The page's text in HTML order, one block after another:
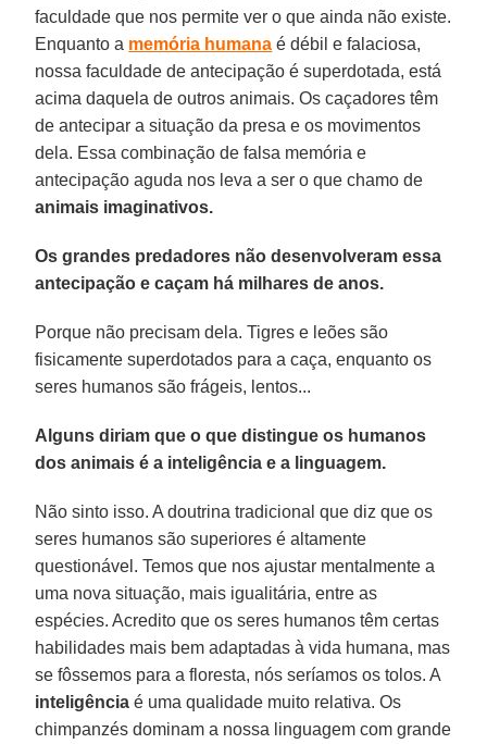
faculdade que nos permite ver o que ainda não existe.
Enquanto a memória humana é débil e falaciosa,
nossa faculdade de antecipação é superdotada, está
acima daquela de outros animais. Os caçadores têm
de antecipar a situação da presa e os movimentos
dela. Essa combinação de falsa memória e
antecipação aguda nos leva a ser o que chamo de
animais imaginativos.
Os grandes predadores não desenvolveram essa
antecipação e caçam há milhares de anos.
Porque não precisam dela. Tigres e leões são
fisicamente superdotados para a caça, enquanto os
seres humanos são frágeis, lentos...
Alguns diriam que o que distingue os humanos
dos animais é a inteligência e a linguagem.
Não sinto isso. A doutrina tradicional que diz que os
seres humanos são superiores é altamente
questionável. Temos que nos ajustar mentalmente a
uma nova situação, mais igualitária, entre as
espécies. Acredito que os seres humanos têm certas
habilidades mais bem adaptadas à vida humana, mas
se fôssemos para a floresta, nós seríamos os tolos. A
inteligência é uma qualidade muito relativa. Os
chimpanzés dominam a nossa linguagem com grande